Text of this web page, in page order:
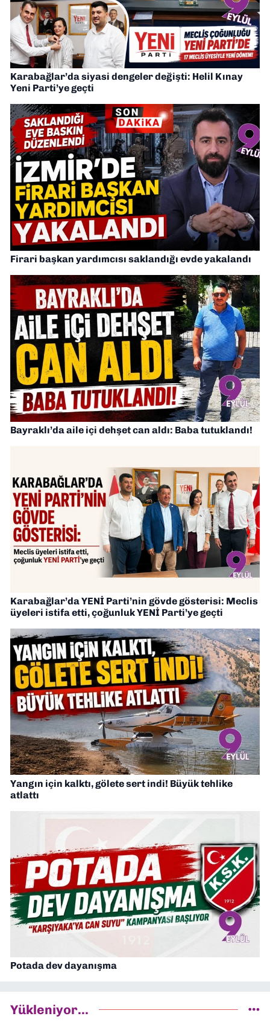
Karabağlar’da siyasi dengeler değişti: Helil Kınay
Yeni Parti’ye geçti
Firari başkan yardımcısı saklandığı evde yakalandı
Bayraklı’da aile içi dehşet can aldı: Baba tutuklandı!
Karabağlar’da YENİ Parti’nin gövde gösterisi: Meclis
üyeleri istifa etti, çoğunluk YENİ Parti’ye geçti
Yangın için kalktı, gölete sert indi! Büyük tehlike
atlattı
Potada dev dayanışma
Yükleniyor...